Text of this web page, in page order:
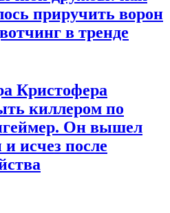
приручить ворон
в тренде
Кристофера
киллером по
Он вышел
исчез после